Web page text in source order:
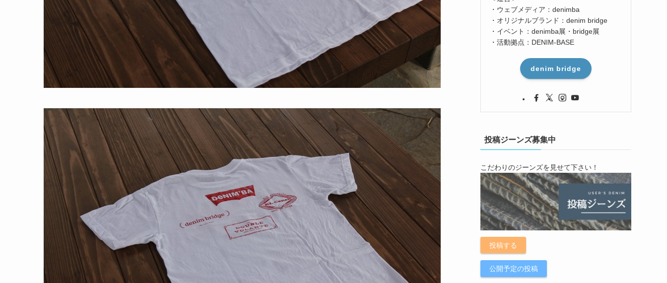
・ウェブメディア：denimba
・オリジナルブランド：denim bridge
・イベント：denimba展・bridge展
・活動拠点：DENIM-BASE
denim bridge
投稿ジーンズ募集中
こだわりのジーンズを見せて下さい！
投稿する
公開予定の投稿